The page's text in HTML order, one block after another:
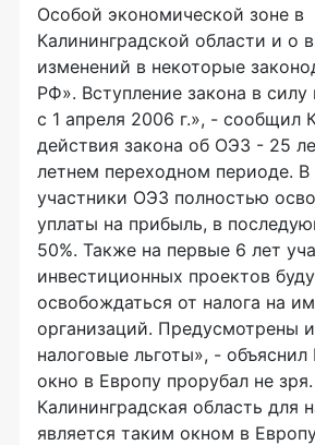
Особой экономической зоне в
Калининградской области и о
изменений в некоторые
РФ». Вступление закона в
с 1 апреля 2006 г.», - сообщил
действия закона об ОЭЗ - 25
летнем переходном периоде. В
участники ОЭЗ полностью
уплаты на прибыль, в
50%. Также на первые 6 лет
инвестиционных проектов
освобождаться от налога на
организаций. Предусмотрены
налоговые льготы», - объяснил
окно в Европу прорубал не
Калининградская область для
является таким окном в